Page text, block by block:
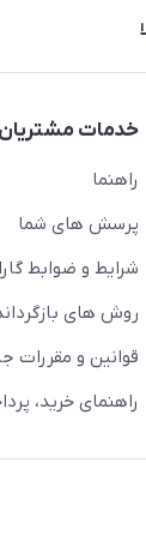
خدمات مشتریان
راهنما
پرسش های شما
شرایط و ضوابط
روش های
قوانین و مقررات
راهنمای خرید،